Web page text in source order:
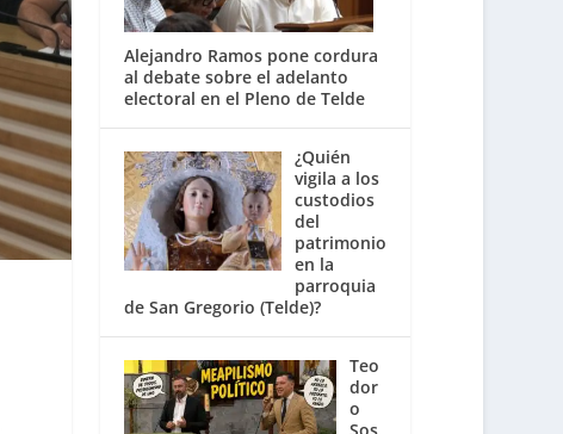
Alejandro Ramos pone cordura
al debate sobre el adelanto
electoral en el Pleno de Telde
¿Quién
vigila a los
custodios
del
patrimonio
en la
parroquia
de San Gregorio (Telde)?
Teo
dor
o
Sos